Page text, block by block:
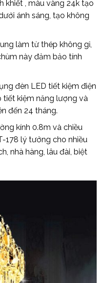
khiết , màu vàng 24k tạo
ánh sáng, tạo không
làm từ thép không gỉ,
này đảm bảo tính
đèn LED tiết kiệm điện
tiết kiệm năng lượng và
đến 24 tháng.
kính 0.8m và chiều
178 lý tưởng cho nhiều
nhà hàng, lâu đài, biệt